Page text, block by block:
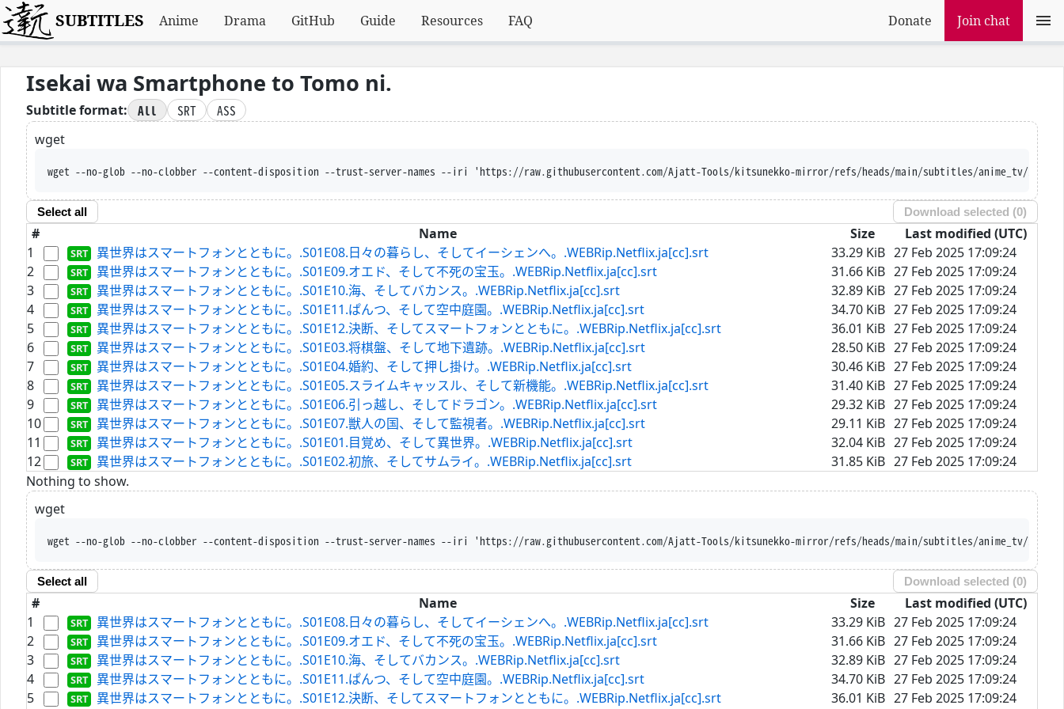
SUBTITLES Anime Drama GitHub Guide Resources FAQ Donate Join chat
Isekai wa Smartphone to Tomo ni.
Subtitle format: All SRT
ASS
wget
wget --no-glob --no-clobber --content-disposition --trust-server-names --iri 'https://raw.githubusercontent.com/Ajatt-Tools/kitsunekko-mirror/refs/heads/main/subtitles/anime_tv/Isekai%20wa%20Smartphone%20to%20Tomo%20ni/
Select all Download selected (0)
# Name Size
Last modified (UTC)
1
異世界はスマートフォンとともに。.S01E08.日々の暮らし、そしてイーシェンへ。.WEBRip.Netflix.ja[cc].srt 33.29 KiB 27 Feb 2025 17:09:24
2
異世界はスマートフォンとともに。.S01E09.オエド、そして不死の宝玉。.WEBRip.Netflix.ja[cc].srt 31.66 KiB 27 Feb 2025 17:09:24
3
異世界はスマートフォンとともに。.S01E10.海、そしてバカンス。.WEBRip.Netflix.ja[cc].srt 32.89 KiB 27 Feb 2025 17:09:24
4
異世界はスマートフォンとともに。.S01E11.ぱんつ、そして空中庭園。.WEBRip.Netflix.ja[cc].srt 34.70 KiB 27 Feb 2025 17:09:24
5
異世界はスマートフォンとともに。.S01E12.決断、そしてスマートフォンとともに。.WEBRip.Netflix.ja[cc].srt 36.01 KiB 27 Feb 2025 17:09:24
6
異世界はスマートフォンとともに。.S01E03.将棋盤、そして地下遺跡。.WEBRip.Netflix.ja[cc].srt 28.50 KiB 27 Feb 2025 17:09:24
7
異世界はスマートフォンとともに。.S01E04.婚約、そして押し掛け。.WEBRip.Netflix.ja[cc].srt 30.46 KiB 27 Feb 2025 17:09:24
8
異世界はスマートフォンとともに。.S01E05.スライムキャッスル、そして新機能。.WEBRip.Netflix.ja[cc].srt 31.40 KiB 27 Feb 2025 17:09:24
9
異世界はスマートフォンとともに。.S01E06.引っ越し、そしてドラゴン。.WEBRip.Netflix.ja[cc].srt 29.32 KiB 27 Feb 2025 17:09:24
10
異世界はスマートフォンとともに。.S01E07.獣人の国、そして監視者。.WEBRip.Netflix.ja[cc].srt 29.11 KiB 27 Feb 2025 17:09:24
11
異世界はスマートフォンとともに。.S01E01.目覚め、そして異世界。.WEBRip.Netflix.ja[cc].srt 32.04 KiB 27 Feb 2025 17:09:24
12
異世界はスマートフォンとともに。.S01E02.初旅、そしてサムライ。.WEBRip.Netflix.ja[cc].srt 31.85 KiB 27 Feb 2025 17:09:24
Nothing to show.
wget
wget --no-glob --no-clobber --content-disposition --trust-server-names --iri 'https://raw.githubusercontent.com/Ajatt-Tools/kitsunekko-mirror/refs/heads/main/subtitles/anime_tv/Isekai%20wa%20Smartphone%20to%20Tomo%20ni/
Select all Download selected (0)
# Name Size
Last modified (UTC)
1
異世界はスマートフォンとともに。.S01E08.日々の暮らし、そしてイーシェンへ。.WEBRip.Netflix.ja[cc].srt 33.29 KiB 27 Feb 2025 17:09:24
2
異世界はスマートフォンとともに。.S01E09.オエド、そして不死の宝玉。.WEBRip.Netflix.ja[cc].srt 31.66 KiB 27 Feb 2025 17:09:24
3
異世界はスマートフォンとともに。.S01E10.海、そしてバカンス。.WEBRip.Netflix.ja[cc].srt 32.89 KiB 27 Feb 2025 17:09:24
4
異世界はスマートフォンとともに。.S01E11.ぱんつ、そして空中庭園。.WEBRip.Netflix.ja[cc].srt 34.70 KiB 27 Feb 2025 17:09:24
5
異世界はスマートフォンとともに。.S01E12.決断、そしてスマートフォンとともに。.WEBRip.Netflix.ja[cc].srt 36.01 KiB 27 Feb 2025 17:09:24